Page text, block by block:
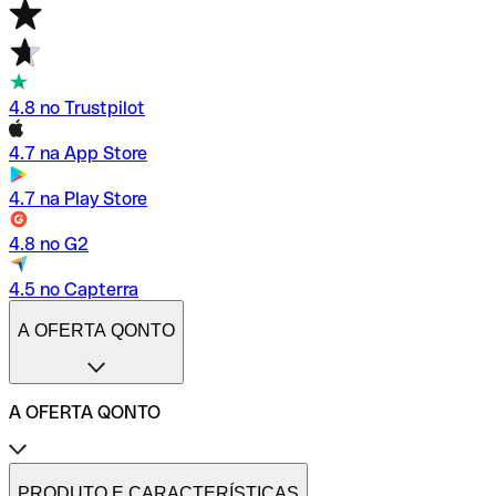
4.8 no Trustpilot
4.7 na App Store
4.7 na Play Store
4.8 no G2
4.5 no Capterra
A OFERTA QONTO
A OFERTA QONTO
Tarifas